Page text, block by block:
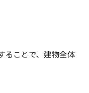
ることで、建物全体